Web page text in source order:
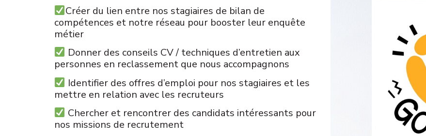
Créer du lien entre nos stagiaires de bilan de
compétences et notre réseau pour booster leur enquête
métier
Donner des conseils CV / techniques d’entretien aux
personnes en reclassement que nous accompagnons
Identifier des offres d’emploi pour nos stagiaires et les
mettre en relation avec les recruteurs
Chercher et rencontrer des candidats intéressants pour
nos missions de recrutement